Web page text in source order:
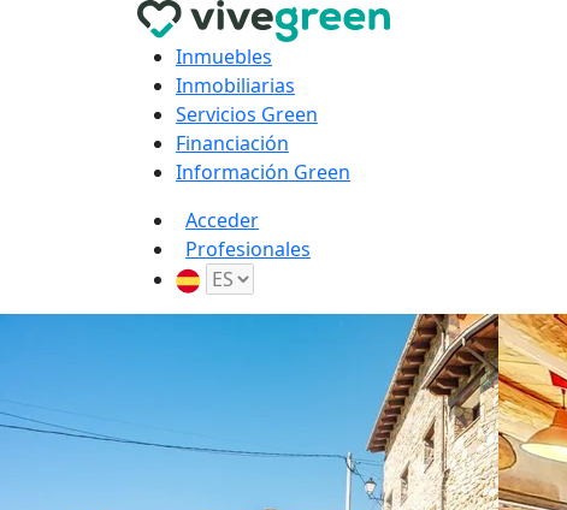
Inmuebles
Inmobiliarias
Servicios Green
Financiación
Información Green
Acceder
Profesionales